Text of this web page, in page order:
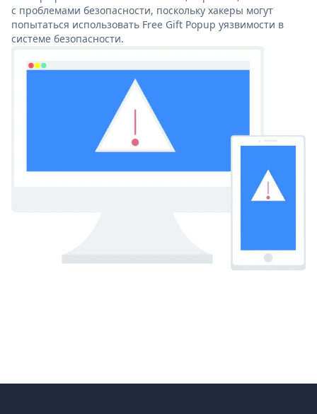
с проблемами безопасности, поскольку хакеры могут
попытаться использовать Free Gift Popup уязвимости в
системе безопасности.